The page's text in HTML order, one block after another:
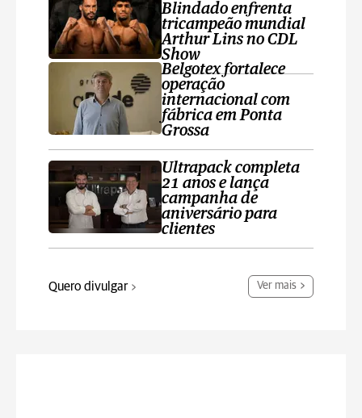
Blindado enfrenta
tricampeão mundial
Arthur Lins no CDL
Show
Belgotex fortalece
operação
internacional com
fábrica em Ponta
Grossa
Ultrapack completa
21 anos e lança
campanha de
aniversário para
clientes
Quero divulgar Ver mais